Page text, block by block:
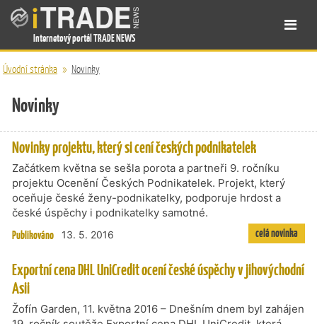
Internetový portál TRADE NEWS
Úvodní stránka » Novinky
Novinky
Novinky projektu, který si cení českých podnikatelek
Začátkem května se sešla porota a partneři 9. ročníku
projektu Ocenění Českých Podnikatelek. Projekt, který
oceňuje české ženy-podnikatelky, podporuje hrdost a
české úspěchy i podnikatelky samotné.
Publikováno 13. 5. 2016 celá novinka
Exportní cena DHL UniCredit ocení české úspěchy v jihovýchodní
Asii
Žofín Garden, 11. května 2016 – Dnešním dnem byl zahájen